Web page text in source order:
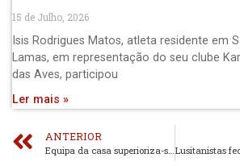
15 de Julho, 2026
Isis Rodrigues Matos, atleta residente em
Lamas, em representação do seu clube
das Aves, participou
Ler mais »
ANTERIOR